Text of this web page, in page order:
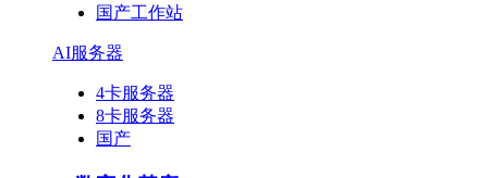
国产工作站
AI服务器
4卡服务器
8卡服务器
国产